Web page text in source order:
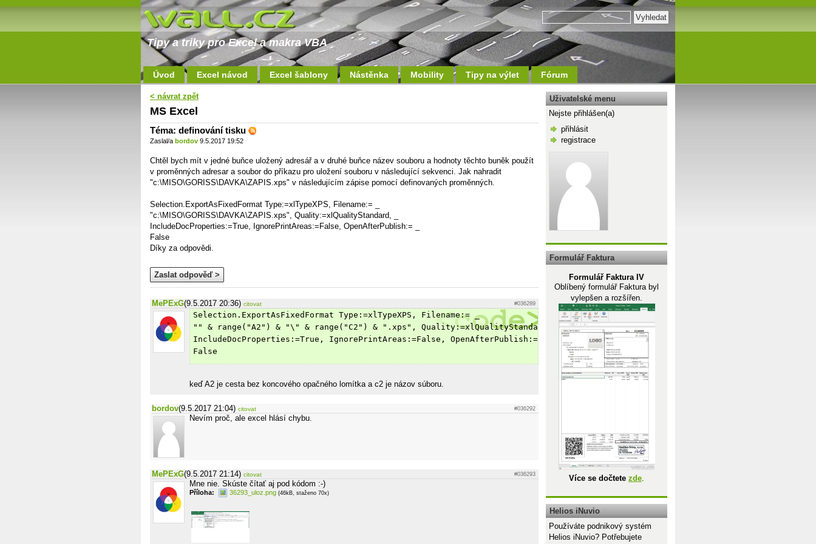
Tipy a triky pro Excel a makra VBA
Úvod Excel návod Excel šablony Nástěnka Mobility Tipy na výlet Fórum
< návrat zpět
MS Excel
Téma: definování tisku
Zaslal/a bordov 9.5.2017 19:52
Chtěl bych mít v jedné buňce uložený adresář a v druhé buňce název souboru a hodnoty těchto buněk použít
v proměnných adresar a soubor do příkazu pro uložení souboru v následující sekvenci. Jak nahradit
"c:\MISO\GORISS\DAVKA\ZAPIS.xps" v následujícím zápise pomocí definovaných proměnných.
Selection.ExportAsFixedFormat Type:=xlTypeXPS, Filename:= _
"c:\MISO\GORISS\DAVKA\ZAPIS.xps", Quality:=xlQualityStandard, _
IncludeDocProperties:=True, IgnorePrintAreas:=False, OpenAfterPublish:= _
False
Díky za odpovědi.
Zaslat odpověď >
MePExG(9.5.2017 20:36) citovat #036289
Selection.ExportAsFixedFormat Type:=xlTypeXPS, Filename:= _
"" & range("A2") & "\" & range("C2") & ".xps", Quality:=xlQualityStandard, _
IncludeDocProperties:=True, IgnorePrintAreas:=False, OpenAfterPublish:= _
False
keď A2 je cesta bez koncového opačného lomítka a c2 je názov súboru.
bordov(9.5.2017 21:04) citovat #036292
Nevím proč, ale excel hlásí chybu.
MePExG(9.5.2017 21:14) citovat #036293
Mne nie. Skúste čítať aj pod kódom :-)
Příloha: 36293_uloz.png (46kB, staženo 70x)
Uživatelské menu
Nejste přihlášen(a)
přihlásit
registrace
Formulář Faktura
Formulář Faktura IV
Oblíbený formulář Faktura byl
vylepšen a rozšířen.
Více se dočtete zde.
Helios iNuvio
Používáte podnikový systém
Helios iNuvio? Potřebujete